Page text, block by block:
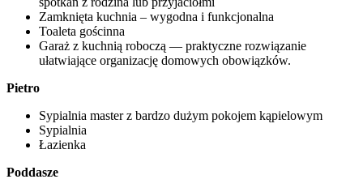
Zamknięta kuchnia – wygodna i funkcjonalna
Toaleta gościnna
Garaż z kuchnią roboczą — praktyczne rozwiązanie
ułatwiające organizację domowych obowiązków.
Pietro
Sypialnia master z bardzo dużym pokojem kąpielowym
Sypialnia
Łazienka
Poddasze